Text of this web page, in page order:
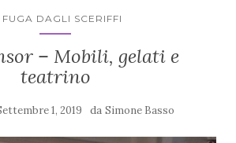
FUGA DAGLI SCERIFFI
– Mobili, gelati e
teatrino
1, 2019 da Simone Basso